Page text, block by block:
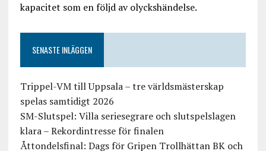
kapacitet som en följd av olyckshändelse.
SENASTE INLÄGGEN
Trippel-VM till Uppsala – tre världsmästerskap
spelas samtidigt 2026
SM-Slutspel: Villa seriesegrare och slutspelslagen
klara – Rekordintresse för finalen
Åttondelsfinal: Dags för Gripen Trollhättan BK och